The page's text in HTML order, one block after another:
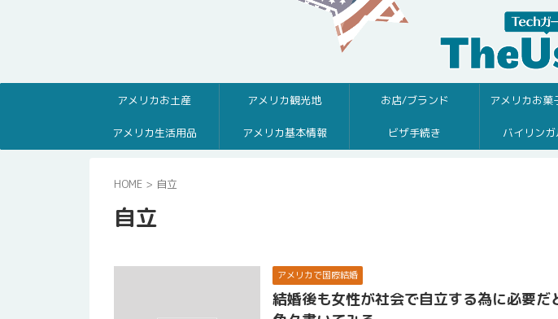
アメリカお土産 アメリカ観光地 お店/ブランド アメリカお菓
アメリカ生活用品 アメリカ基本情報 ビザ手続き バイリン
HOME > 自立
自立
アメリカで国際結婚
結婚後も女性が社会で自立する為に必要だ